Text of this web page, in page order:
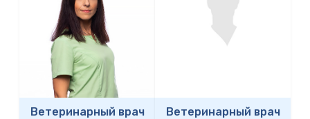
Ветеринарный врач
Ветеринарный врач